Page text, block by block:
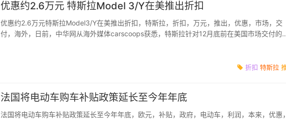
优惠约2.6万元 特斯拉Model 3/Y在美推出折扣
优惠约2.6万元特斯拉Model3/Y在美推出折扣，特斯拉，折扣，万元，推出，优惠，市场，交
付，海外，日前，中华网从海外媒体carscoops获悉，特斯拉针对12月底前在美国市场交付的
折扣 特斯拉
法国将电动车购车补贴政策延长至今年年底
法国将电动车购车补贴政策延长至今年年底，欧元，补贴，政府，电动车，利润，本来，优惠，